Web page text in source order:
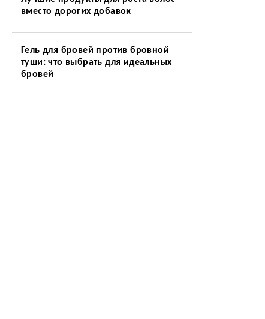
вместо дорогих добавок
Гель для бровей против бровной
туши: что выбрать для идеальных
бровей